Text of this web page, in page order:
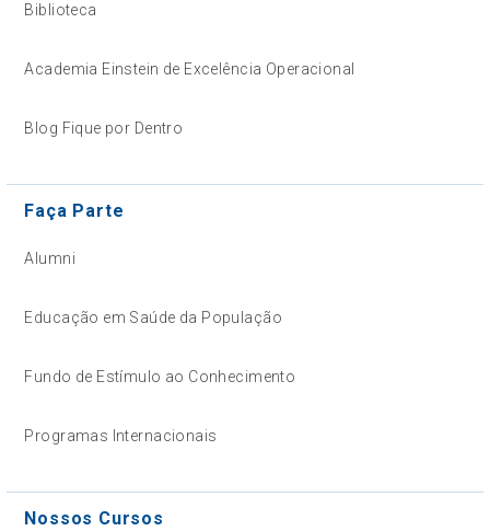
Biblioteca
Academia Einstein de Excelência Operacional
Blog Fique por Dentro
Faça Parte
Alumni
Educação em Saúde da População
Fundo de Estímulo ao Conhecimento
Programas Internacionais
Nossos Cursos